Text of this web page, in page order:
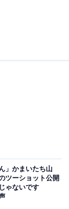
」かまいたち山
ツーショット公開
ゃないです